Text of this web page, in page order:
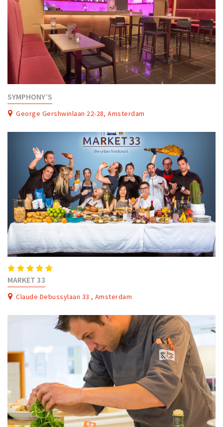
SYMPHONY’S
George Gershwinlaan 22-28, Amsterdam
MARKET 33
Claude Debussylaan 33 , Amsterdam